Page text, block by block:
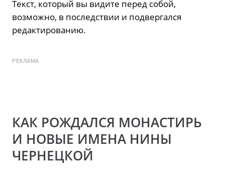
Текст, который вы видите перед собой,
возможно, в последствии и подвергался
редактированию.
РЕКЛАМА
КАК РОЖДАЛСЯ МОНАСТИРЬ
И НОВЫЕ ИМЕНА НИНЫ
ЧЕРНЕЦКОЙ